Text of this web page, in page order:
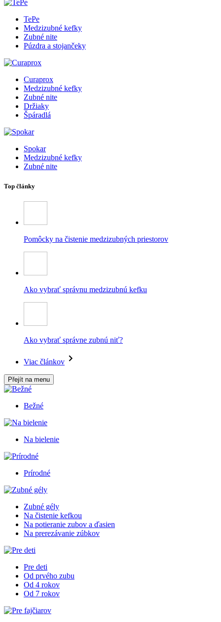
TePe
Medzizubné kefky
Zubné nite
Púzdra a stojančeky
Curaprox
Medzizubné kefky
Zubné nite
Držiaky
Špáradlá
Spokar
Medzizubné kefky
Zubné nite
Top články
Pomôcky na čistenie medzizubných priestorov
Ako vybrať správnu medzizubnú kefku
Ako vybrať správne zubnú niť?
Viac článkov
Přejít na menu
Bežné
Na bielenie
Prírodné
Zubné gély
Na čistenie kefkou
Na potieranie zubov a ďasien
Na prerezávanie zúbkov
Pre deti
Od prvého zubu
Od 4 rokov
Od 7 rokov